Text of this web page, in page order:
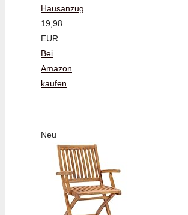
Hausanzug
19,98
EUR
Bei
Amazon
kaufen
Neu